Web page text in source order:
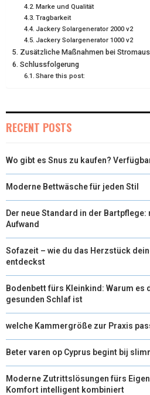
Marke und Qualität
Tragbarkeit
Jackery Solargenerator 2000 v2
Jackery Solargenerator 1000 v2
Zusätzliche Maßnahmen bei
Schlussfolgerung
Share this post:
RECENT POSTS
Wo gibt es Snus zu kaufen?
Moderne Bettwäsche für jeden Stil
Der neue Standard in der Bartpflege:
Aufwand
Sofazeit – wie du das Herzstück
entdeckst
Bodenbett fürs Kleinkind: Warum es
gesunden Schlaf ist
welche Kammergröße zur Praxis
Beter varen op Cyprus begint bij
Moderne Zutrittslösungen fürs
Komfort intelligent kombiniert